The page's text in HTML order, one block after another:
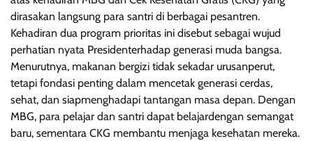
dirasakan langsung para santri di berbagai pesantren.
Kehadiran dua program prioritas ini disebut sebagai wujud
perhatian nyata Presidenterhadap generasi muda bangsa.
Menurutnya, makanan bergizi tidak sekadar urusanperut,
tetapi fondasi penting dalam mencetak generasi cerdas,
sehat, dan siapmenghadapi tantangan masa depan. Dengan
MBG, para pelajar dan santri dapat belajardengan semangat
baru, sementara CKG membantu menjaga kesehatan mereka.